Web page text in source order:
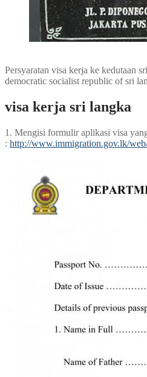
Persyaratan visa kerja ke kedutaan
democratic socialist republic of sri
visa kerja sri langka
1. Mengisi formulir aplikasi visa
: http://www.immigration.gov.lk/